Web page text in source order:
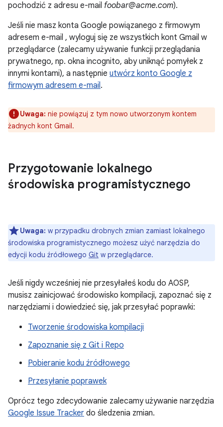
pochodzić z adresu e-mail foobar@acme.com).
Jeśli nie masz konta Google powiązanego z firmowym
adresem e-mail , wyloguj się ze wszystkich kont Gmail w
przeglądarce (zalecamy używanie funkcji przeglądania
prywatnego, np. okna incognito, aby uniknąć pomyłek z
innymi kontami), a następnie utwórz konto Google z
firmowym adresem e-mail.
Uwaga: nie powiązuj z tym nowo utworzonym kontem
żadnych kont Gmail.
Przygotowanie lokalnego
środowiska programistycznego
Uwaga: w przypadku drobnych zmian zamiast lokalnego
środowiska programistycznego możesz użyć narzędzia do
edycji kodu źródłowego Git w przeglądarce.
Jeśli nigdy wcześniej nie przesyłałeś kodu do AOSP,
musisz zainicjować środowisko kompilacji, zapoznać się z
narzędziami i dowiedzieć się, jak przesyłać poprawki:
Tworzenie środowiska kompilacji
Zapoznanie się z Git i Repo
Pobieranie kodu źródłowego
Przesyłanie poprawek
Oprócz tego zdecydowanie zalecamy używanie narzędzia
Google Issue Tracker do śledzenia zmian.